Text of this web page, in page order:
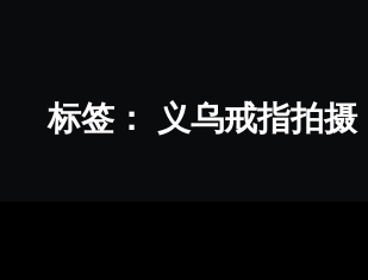
标签： 义乌戒指拍摄